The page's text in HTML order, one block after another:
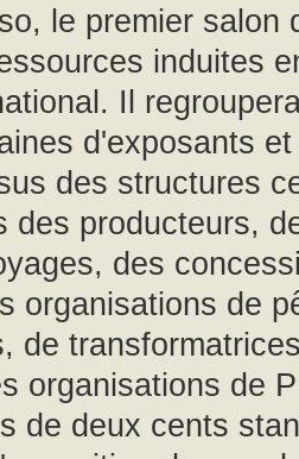
le premier salon
induites
Il
d'exposants et
des structures
des producteurs,
des
organisations de
de
organisations de
de deux cents